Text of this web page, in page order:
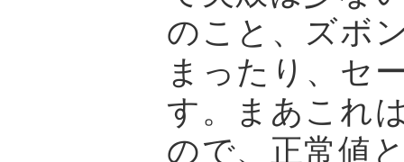
のこと、ズボ
まったり、セ
す。まあこれ
ので、正常値